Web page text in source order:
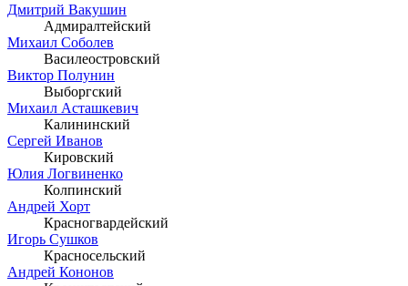
Дмитрий Вакушин
Адмиралтейский
Михаил Соболев
Василеостровский
Виктор Полунин
Выборгский
Михаил Асташкевич
Калининский
Сергей Иванов
Кировский
Юлия Логвиненко
Колпинский
Андрей Хорт
Красногвардейский
Игорь Сушков
Красносельский
Андрей Кононов